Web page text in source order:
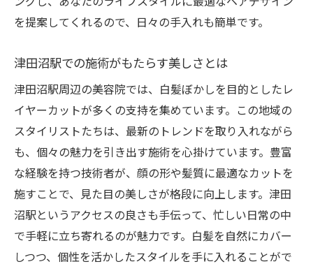
個性を引き出すヘアスタイルの選び方
津田沼駅の美容院でのカウンセリング風景
体験者の声に基づく施術後の変化
津田沼駅で叶える白髪ぼかしとレイヤーカット
の絶妙なコンビネーション
シンプルで効果的なスタイリング法
白髪ぼかしとレイヤーカットの相性
最新トレンドを取り入れたカット例
自信を持って外出できる髪型提案
サロンの施術の後にやるべきケア
を提案してくれるので、日々の手入れも簡単です。
津田沼駅での施術がもたらす美しさとは
津田沼駅周辺の美容院では、白髪ぼかしを目的としたレ
イヤーカットが多くの支持を集めています。この地域の
スタイリストたちは、最新のトレンドを取り入れながら
も、個々の魅力を引き出す施術を心掛けています。豊富
な経験を持つ技術者が、顔の形や髪質に最適なカットを
施すことで、見た目の美しさが格段に向上します。津田
沼駅というアクセスの良さも手伝って、忙しい日常の中
で手軽に立ち寄れるのが魅力です。白髪を自然にカバー
しつつ、個性を活かしたスタイルを手に入れることがで